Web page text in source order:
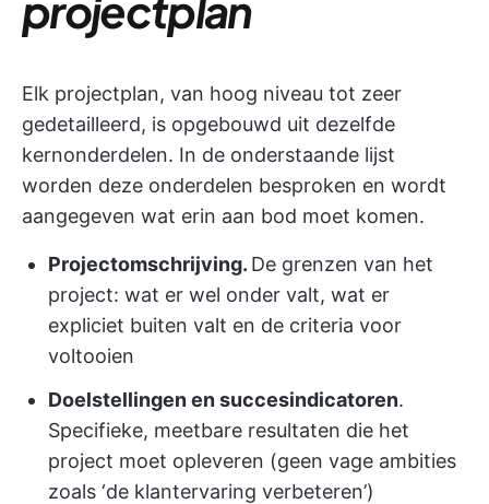
Elk projectplan, van hoog niveau tot zeer
gedetailleerd, is opgebouwd uit dezelfde
kernonderdelen. In de onderstaande lijst
worden deze onderdelen besproken en wordt
aangegeven wat erin aan bod moet komen.
Projectomschrijving. De grenzen van het
project: wat er wel onder valt, wat er
expliciet buiten valt en de criteria voor
voltooien
Doelstellingen en succesindicatoren.
Specifieke, meetbare resultaten die het
project moet opleveren (geen vage ambities
zoals ‘de klantervaring verbeteren’)